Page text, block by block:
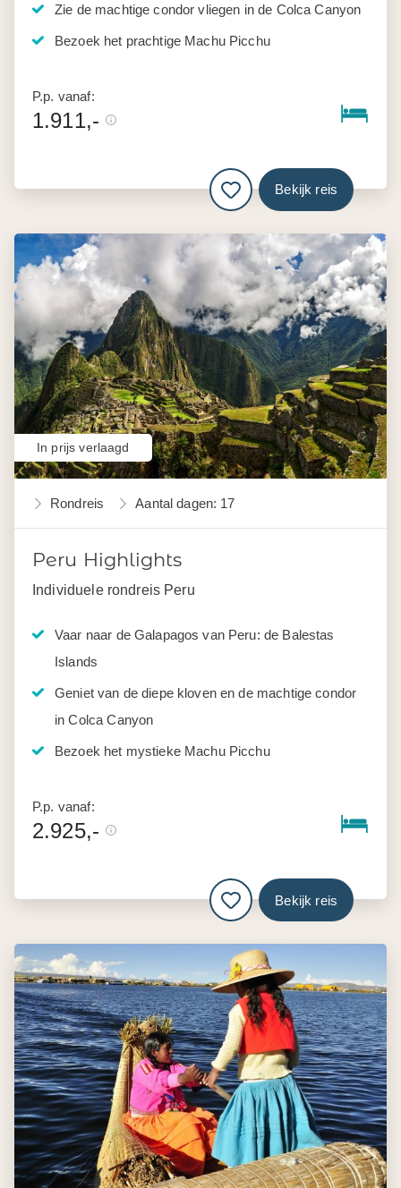
Zie de machtige condor vliegen in de Colca Canyon
Bezoek het prachtige Machu Picchu
P.p. vanaf:
1.911,-
Bekijk reis
Rondreis Aantal dagen: 17
Peru Highlights
Individuele rondreis Peru
Vaar naar de Galapagos van Peru: de Balestas
Islands
Geniet van de diepe kloven en de machtige condor
in Colca Canyon
Bezoek het mystieke Machu Picchu
In prijs verlaagd
P.p. vanaf:
2.925,-
Bekijk reis